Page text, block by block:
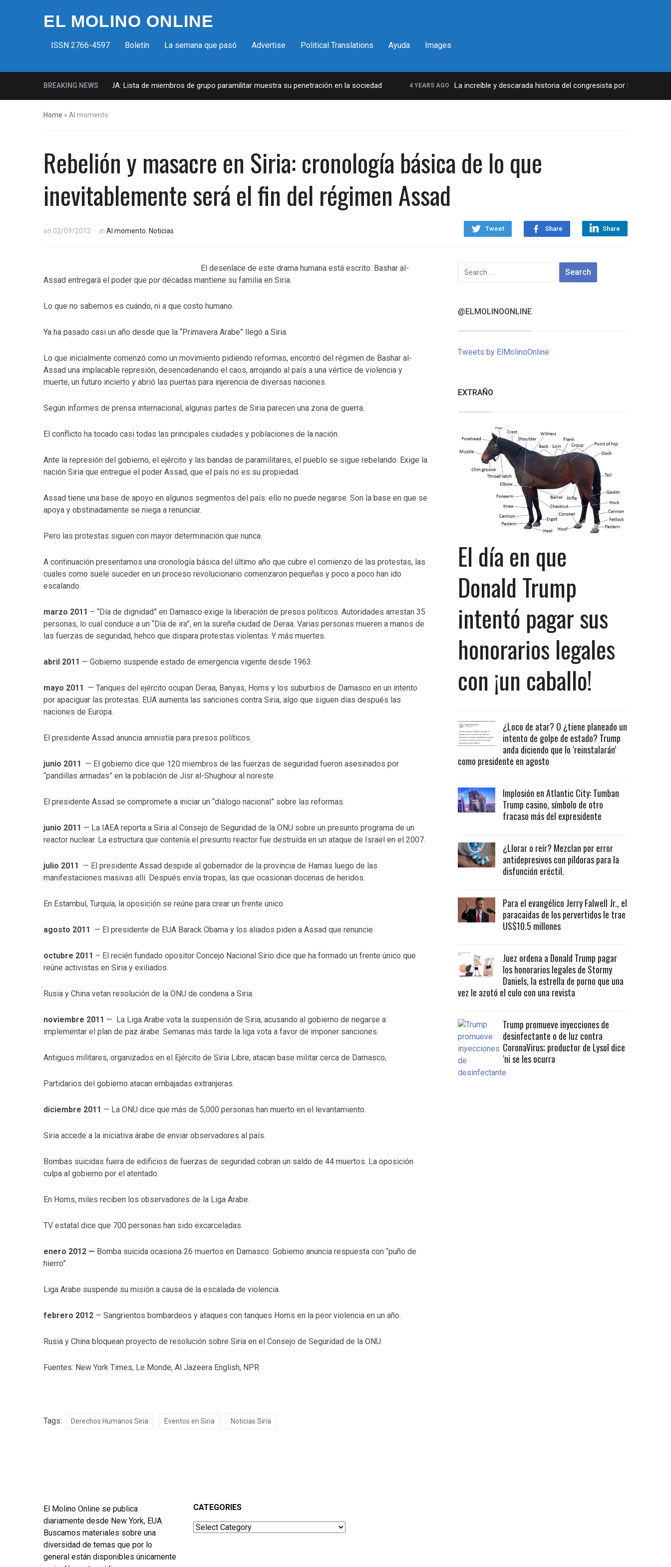
EL MOLINO ONLINE
ISSN 2766-4597 Boletín La semana que pasó Advertise Political Translations Ayuda Images
BREAKING NEWS
Milicias fascistas en EUA: Lista de miembros de grupo paramilitar muestra su penetración en la sociedad 4 YEARS AGO La increíble y descarada historia del congresista por NY George Santos
Home » Al momento
Rebelión y masacre en Siria: cronología básica de lo que
inevitablemente será el fin del régimen Assad
Tweet Share Share
on 02/09/2012 in Al momento, Noticias
El desenlace de este drama humana está escrito: Bashar al-
Assad entregará el poder que por décadas mantiene su familia en Siria.
Lo que no sabemos es cuándo, ni a que costo humano.
Ya ha pasado casi un año desde que la “Primavera Arabe” llegó a Siria.
Lo que inicialmente comenzó como un movimiento pidiendo reformas, encontró del régimen de Bashar al-
Assad una implacable represión, desencadenando el caos, arrojando al país a una vértice de violencia y
muerte, un futuro incierto y abrió las puertas para injerencia de diversas naciones.
Según informes de prensa internacional, algunas partes de Siria parecen una zona de guerra.
El conflicto ha tocado casi todas las principales ciudades y poblaciones de la nación.
Ante la represión del gobierno, el ejército y las bandas de paramilitares, el pueblo se sigue rebelando. Exige la
nación Siria que entregue el poder Assad, que el país no es su propiedad.
Assad tiene una base de apoyo en algunos segmentos del país: ello no puede negarse. Son la base en que se
apoya y obstinadamente se niega a renunciar.
Pero las protestas siguen con mayor determinación que nunca.
A continuación presentamos una cronología básica del último año que cubre el comienzo de las protestas, las
cuales como suele suceder en un proceso revolucionario comenzaron pequeñas y poco a poco han ido
escalando.
marzo 2011 – “Día de dignidad” en Damasco exige la liberación de presos políticos. Autoridades arrestan 35
personas, lo cual conduce a un “Día de ira”, en la sureña ciudad de Deraa. Varias personas mueren a manos de
las fuerzas de seguridad, hehco que dispara protestas violentas. Y más muertes.
abril 2011 — Gobierno suspende estado de emergencia vigente desde 1963.
mayo 2011 — Tanques del ejército ocupan Deraa, Banyas, Homs y los suburbios de Damasco en un intento
por apaciguar las protestas. EUA aumenta las sanciones contra Siria, algo que siguen días después las
naciones de Europa.
El presidente Assad anuncia amnistía para presos políticos.
junio 2011 — El gobierno dice que 120 miembros de las fuerzas de seguridad fueron asesinados por
“pandillas armadas” en la población de Jisr al-Shughour al noreste.
El presidente Assad se compromete a iniciar un “diálogo nacional” sobre las reformas.
junio 2011 — La IAEA reporta a Siria al Consejo de Seguridad de la ONU sobre un presunto programa de un
reactor nuclear. La estructura que contenía el presunto reactor fue destruída en un ataque de Israel en el 2007.
julio 2011 — El presidente Assad despide al gobernador de la provincia de Hamas luego de las
manifestaciones masivas allí. Después envía tropas, las que ocasionan docenas de heridos.
En Estambul, Turquía, la oposición se reúne para crear un frente único.
agosto 2011 — El presidente de EUA Barack Obama y los aliados piden a Assad que renuncie
octubre 2011 – El recién fundado opositor Concejo Nacional Sirio dice que ha formado un frente único que
reúne activistas en Siria y exiliados.
Rusia y China vetan resolución de la ONU de condena a Siria.
noviembre 2011 — La Liga Arabe vota la suspensión de Siria, acusando al gobierno de negarse a
implementar el plan de paz árabe. Semanas más tarde la liga vota a favor de imponer sanciones.
Antiguos militares, organizados en el Ejército de Siria Libre, atacan base militar cerca de Damasco,
Partidarios del gobierno atacan embajadas extranjeras.
diciembre 2011 — La ONU dice que más de 5,000 personas han muerto en el levantamiento.
Siria accede a la iniciativa árabe de enviar observadores al país.
Bombas suicidas fuera de edificios de fuerzas de seguridad cobran un saldo de 44 muertos. La oposición
culpa al gobierno por el atentado.
En Homs, miles reciben los observadores de la Liga Arabe.
TV estatal dice que 700 personas han sido excarceladas.
enero 2012 — Bomba suicida ocasiona 26 muertos en Damasco. Gobierno anuncia respuesta con “puño de
hierro”.
Liga Arabe suspende su misión a causa de la escalada de violencia.
febrero 2012 — Sangrientos bombardeos y ataques con tanques Homs en la peor violencia en un año.
Rusia y China bloquean proyecto de resolución sobre Siria en el Consejo de Seguridad de la ONU.
Fuentes: New York Times, Le Monde, Al Jazeera English, NPR
Tags: Derechos Humanos Siria Eventos en Siria Noticias Siria
Search
for:
@ELMOLINOONLINE
Tweets by ElMolinoOnline
EXTRAÑO
El día en que
Donald Trump
intentó pagar sus
honorarios legales
con ¡un caballo!
¿Loco de atar? O ¿tiene planeado un
intento de golpe de estado? Trump
anda diciendo que lo ‘reinstalarán’
como presidente en agosto
Implosión en Atlantic City: Tumban
Trump casino, símbolo de otro
fracaso más del expresidente
¿Llorar o reír? Mezclan por error
antidepresivos con píldoras para la
disfunción eréctil.
Para el evangélico Jerry Falwell Jr., el
paracaidas de los pervertidos le trae
US$10.5 millones
Juez ordena a Donald Trump pagar
los honorarios legales de Stormy
Daniels, la estrella de porno que una
vez le azotó el culo con una revista
Trump promueve inyecciones de
desinfectante o de luz contra
CoronaVirus; productor de Lysol dice
‘ni se les ocurra
El Molino Online se publica
diariamente desde New York, EUA.
Buscamos materiales sobre una
diversidad de temas que por lo
general están disponibles únicamente
CATEGORIES
Categories